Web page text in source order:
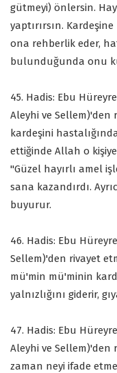
gütmeyi) önlersin.
yaptırırsın.
ona rehberlik eder,
bulunduğunda onu
45. Hadis: Ebu
Aleyhi ve Sellem)'den
kardeşini
ettiğinde Allah o
"Güzel hayırlı amel
sana kazandırdı.
buyurur.
46. Hadis: Ebu
Sellem)'den rivayet
mü'min mü'minin
yalnızlığını giderir,
47. Hadis: Ebu
Aleyhi ve Sellem)'den
zaman neyi ifade